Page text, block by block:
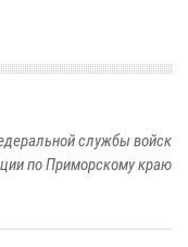
службы войск
по Приморскому краю